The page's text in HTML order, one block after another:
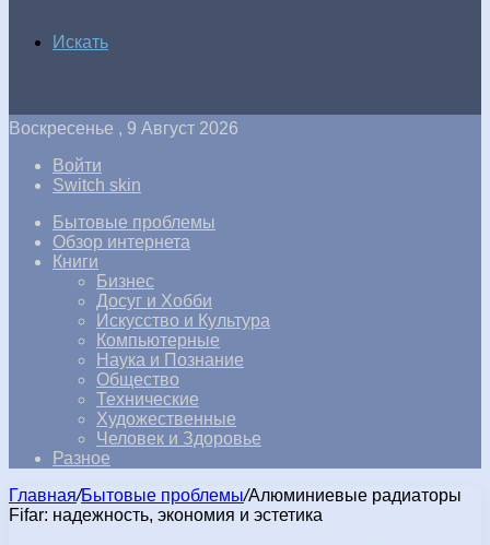
Искать
Воскресенье , 9 Август 2026
Войти
Switch skin
Бытовые проблемы
Обзор интернета
Книги
Бизнес
Досуг и Хобби
Искусство и Культура
Компьютерные
Наука и Познание
Общество
Технические
Художественные
Человек и Здоровье
Разное
Главная/Бытовые проблемы/Алюминиевые радиаторы
Fifar: надежность, экономия и эстетика